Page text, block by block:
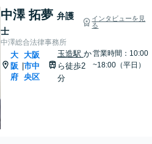
中澤 拓夢 弁護
士
インタビューを見
る
中澤総合法律事務所
大
阪
府
|
大阪
市中
央区
玉造駅 か
ら徒歩2
分
営業時間：10:00
~18:00（平日）